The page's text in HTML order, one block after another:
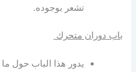
تشعر بوجوده.
باب دوران متحرك
يدور هذا الباب حول